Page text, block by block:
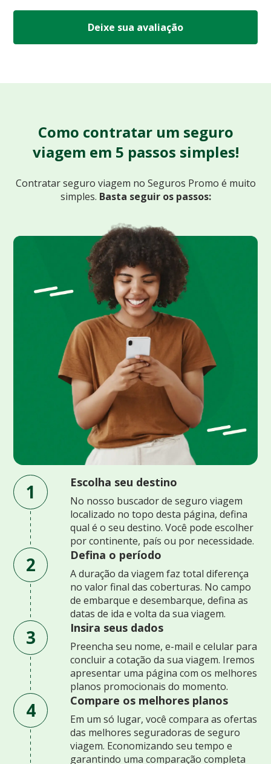
Deixe sua avaliação
Como contratar um seguro
viagem em 5 passos simples!
Contratar seguro viagem no Seguros Promo é muito
simples. Basta seguir os passos:
1 Escolha seu destino
No nosso buscador de seguro viagem
localizado no topo desta página, defina
qual é o seu destino. Você pode escolher
por continente, país ou por necessidade.
2 Defina o período
A duração da viagem faz total diferença
no valor final das coberturas. No campo
de embarque e desembarque, defina as
datas de ida e volta da sua viagem.
3 Insira seus dados
Preencha seu nome, e-mail e celular para
concluir a cotação da sua viagem. Iremos
apresentar uma página com os melhores
planos promocionais do momento.
4 Compare os melhores planos
Em um só lugar, você compara as ofertas
das melhores seguradoras de seguro
viagem. Economizando seu tempo e
garantindo uma comparação completa